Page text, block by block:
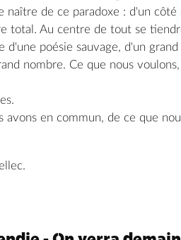
naître de ce paradoxe : d'un
total. Au centre de tout se
poésie sauvage, d'un
nombre. Ce que nous
en commun, de ce que